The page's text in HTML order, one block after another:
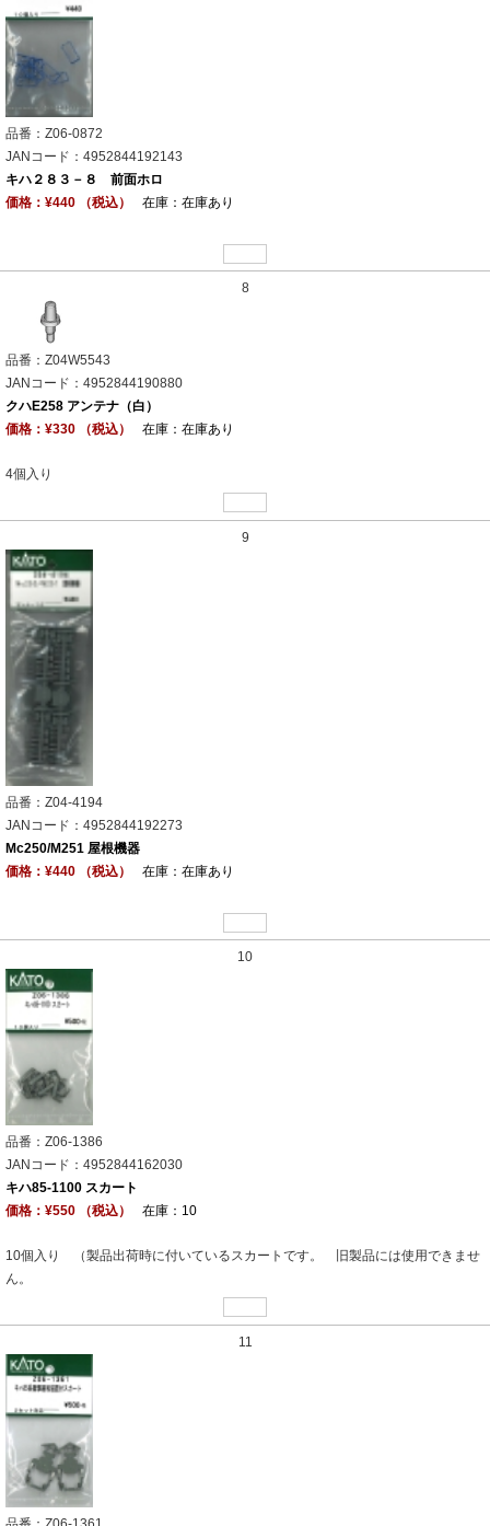
品番：Z06-0872
JANコード：4952844192143
キハ２８３－８ 前面ホロ
価格：¥440 （税込）
在庫：在庫あり
8
品番：Z04W5543
JANコード：4952844190880
クハE258 アンテナ（白）
価格：¥330 （税込）
在庫：在庫あり
4個入り
9
品番：Z04-4194
JANコード：4952844192273
Mc250/M251 屋根機器
価格：¥440 （税込）
在庫：在庫あり
10
品番：Z06-1386
JANコード：4952844162030
キハ85-1100 スカート
価格：¥550 （税込）
在庫：10
10個入り （製品出荷時に付いているスカートです。 旧製品には使用できませ
ん。
11